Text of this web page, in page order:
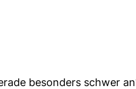
besonders schwer